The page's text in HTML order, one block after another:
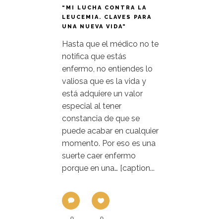
“MI LUCHA CONTRA LA
LEUCEMIA. CLAVES PARA
UNA NUEVA VIDA”
Hasta que el médico no te
notifica que estás
enfermo, no entiendes lo
valiosa que es la vida y
está adquiere un valor
especial al tener
constancia de que se
puede acabar en cualquier
momento. Por eso es una
suerte caer enfermo
porque en una… [caption...